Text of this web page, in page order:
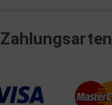
Zahlungsarten